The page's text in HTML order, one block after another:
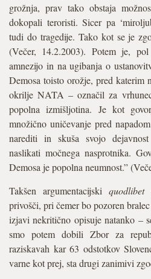
grožnja, prav tako obstaja
dokopali teroristi. Sicer pa
tudi do tragedije. Tako kot se je
(Večer, 14.2.2003). Potem je,
amnezijo in na ugibanja o
Demosa toisto orožje, pred katerim
okrilje NATA – označil za
popolna izmišljotina. Je kot
množično uničevanje pred
narediti in skuša svojo
naslikati močnega nasprotnika.
Demosa je popolna neumnost.”
Takšen argumentacijski quodlibet
privošči, pri čemer bo pozoren
izjavi nekritično opisuje natanko –
smo potem dobili Zbor za
raziskavah kar 63 odstotkov
varne kot prej, sta drugi zanimivi